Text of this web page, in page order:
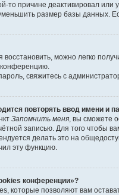
то причине деактивировал
размер базы данных.
восстановить, можно легко
конференцию.
свяжитесь с
повторять ввод имени и
Запомнить меня, вы сможете
записью. Для того чтобы
делать это на
эту функцию.
конференции»?
которые позволяют вам